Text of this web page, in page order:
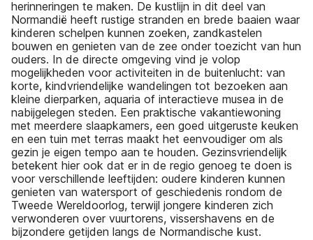
herinneringen te maken. De kustlijn in dit deel van
Normandië heeft rustige stranden en brede baaien waar
kinderen schelpen kunnen zoeken, zandkastelen
bouwen en genieten van de zee onder toezicht van hun
ouders. In de directe omgeving vind je volop
mogelijkheden voor activiteiten in de buitenlucht: van
korte, kindvriendelijke wandelingen tot bezoeken aan
kleine dierparken, aquaria of interactieve musea in de
nabijgelegen steden. Een praktische vakantiewoning
met meerdere slaapkamers, een goed uitgeruste keuken
en een tuin met terras maakt het eenvoudiger om als
gezin je eigen tempo aan te houden. Gezinsvriendelijk
betekent hier ook dat er in de regio genoeg te doen is
voor verschillende leeftijden: oudere kinderen kunnen
genieten van watersport of geschiedenis rondom de
Tweede Wereldoorlog, terwijl jongere kinderen zich
verwonderen over vuurtorens, vissershavens en de
bijzondere getijden langs de Normandische kust.